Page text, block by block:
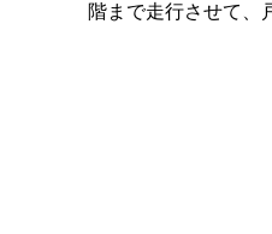
階まで走行させて、